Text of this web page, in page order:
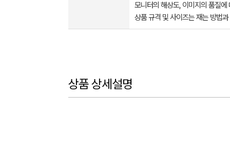
모니터의 해상도, 이미지의 품질
상품 규격 및 사이즈는 재는 방법
상품 상세설명